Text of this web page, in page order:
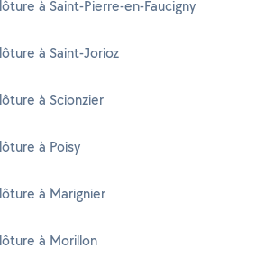
à Saint-Pierre-en-Faucigny
à Saint-Jorioz
à Scionzier
à Poisy
à Marignier
à Morillon